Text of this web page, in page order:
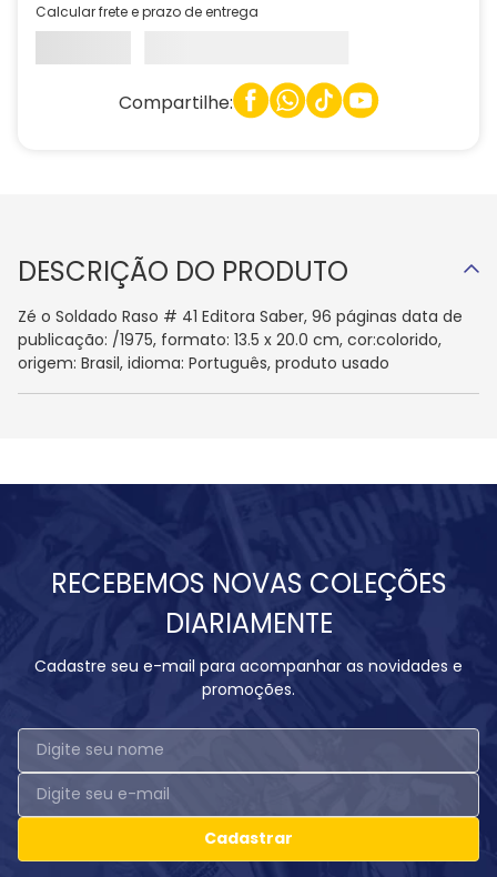
Calcular frete e prazo de entrega
Compartilhe:
DESCRIÇÃO DO PRODUTO
Zé o Soldado Raso # 41 Editora Saber, 96 páginas data de
publicação: /1975, formato: 13.5 x 20.0 cm, cor:colorido,
origem: Brasil, idioma: Português, produto usado
RECEBEMOS NOVAS COLEÇÕES
DIARIAMENTE
Cadastre seu e-mail para acompanhar as novidades e
promoções.
Cadastrar